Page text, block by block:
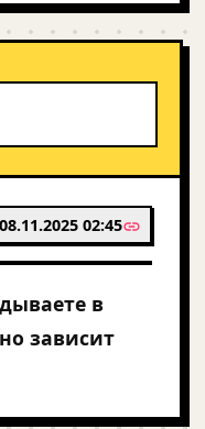
08.11.2025 02:45
в
зависит